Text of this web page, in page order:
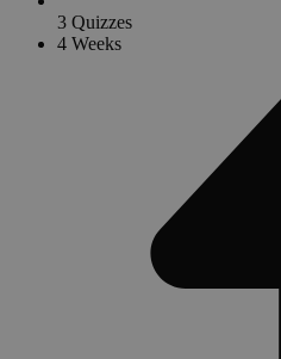
3 Quizzes
4 Weeks